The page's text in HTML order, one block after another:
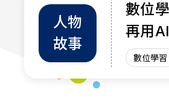
人物
故事
數位
再用
力數位學習